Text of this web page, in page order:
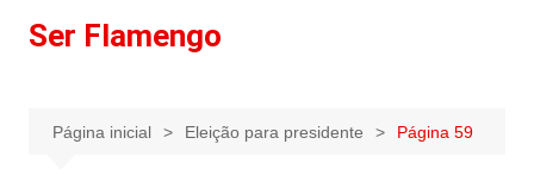
paraSer Flamengo
Página inicial Eleição para presidente Página 59